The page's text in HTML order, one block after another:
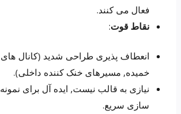
فعال می کنند.
نقاط قوت:
انعطاف پذیری طراحی شدید (کانال های
خمیده, مسیرهای خنک کننده داخلی).
نیازی به قالب نیست, ایده آل برای نمونه
سازی سریع.